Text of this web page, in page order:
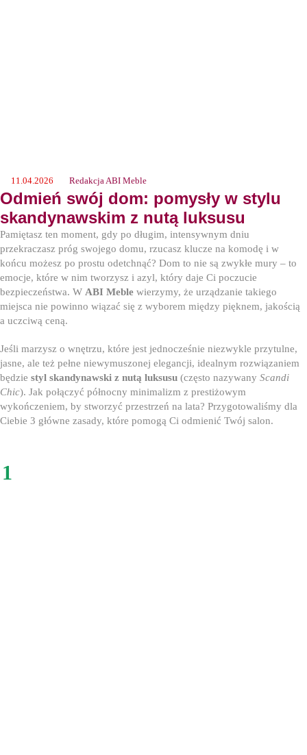
11.04.2026 Redakcja ABI Meble
Odmień swój dom: pomysły w stylu
skandynawskim z nutą luksusu
Pamiętasz ten moment, gdy po długim, intensywnym dniu
przekraczasz próg swojego domu, rzucasz klucze na komodę i w
końcu możesz po prostu odetchnąć? Dom to nie są zwykłe mury – to
emocje, które w nim tworzysz i azyl, który daje Ci poczucie
bezpieczeństwa. W ABI Meble wierzymy, że urządzanie takiego
miejsca nie powinno wiązać się z wyborem między pięknem, jakością
a uczciwą ceną.
Jeśli marzysz o wnętrzu, które jest jednocześnie niezwykle przytulne,
jasne, ale też pełne niewymuszonej elegancji, idealnym rozwiązaniem
będzie styl skandynawski z nutą luksusu (często nazywany Scandi
Chic). Jak połączyć północny minimalizm z prestiżowym
wykończeniem, by stworzyć przestrzeń na lata? Przygotowaliśmy dla
Ciebie 3 główne zasady, które pomogą Ci odmienić Twój salon.
1